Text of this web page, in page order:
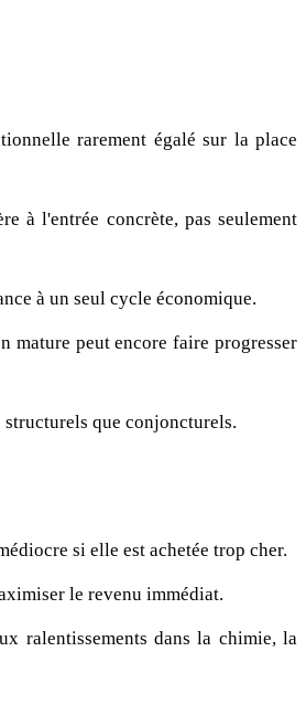
rarement égalé sur la place
à l'entrée concrète, pas seulement
à un seul cycle économique.
mature peut encore faire progresser
que conjoncturels.
si elle est achetée trop cher.
le revenu immédiat.
ralentissements dans la chimie, la